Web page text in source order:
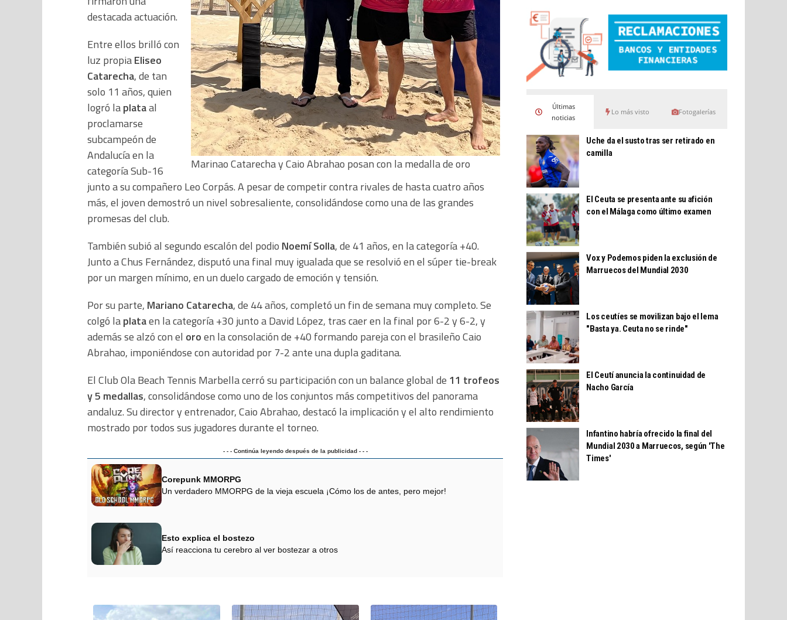
Marinao Catarecha y Caio Abrahao posan con la medalla de oro
destacada actuación.
Entre ellos brilló con
luz propiaEliseo
Catarecha, de tan
solo 11 años, quien
logró laplataal
proclamarse
subcampeón de
Andalucía en la
categoría Sub-16
junto a su compañero Leo Corpás. A pesar de competir contra rivales de hasta cuatro años
más, el joven demostró un nivel sobresaliente, consolidándose como una de las grandes
promesas del club.
También subió al segundo escalón del podio Noemí Solla, de 41 años, en la categoría +40.
Junto a Chus Fernández, disputó una final muy igualada que se resolvió en el súper tie-break
por un margen mínimo, en un duelo cargado de emoción y tensión.
Por su parte, Mariano Catarecha, de 44 años, completó un fin de semana muy completo. Se
colgó laplataen la categoría +30 junto a David López, tras caer en la final por 6-2 y 6-2, y
además se alzó con el oroen la consolación de +40 formando pareja con el brasileño Caio
Abrahao, imponiéndose con autoridad por 7-2 ante una dupla gaditana.
El Club Ola Beach Tennis Marbella cerró su participación con un balance global de 11 trofeos
y 5 medallas, consolidándose como uno de los conjuntos más competitivos del panorama
andaluz. Su director y entrenador, Caio Abrahao, destacó la implicación y el alto rendimiento
mostrado por todos sus jugadores durante el torneo.
- - - Continúa leyendo después de la publicidad - - -
Corepunk MMORPG
Un verdadero MMORPG de la vieja escuela ¡Cómo los de antes, pero mejor!
Esto explica el bostezo
Así reacciona tu cerebro al ver bostezar a otros
Últimas
noticias
Lo más visto Fotogalerías
Uche da el susto tras ser retirado en
camilla
El Ceuta se presenta ante su afición
con el Málaga como último examen
Vox y Podemos piden la exclusión de
Marruecos del Mundial 2030
Los ceutíes se movilizan bajo el lema
"Basta ya. Ceuta no se rinde"
El Ceutí anuncia la continuidad de
Nacho García
Infantino habría ofrecido la final del
Mundial 2030 a Marruecos, según 'The
Times'